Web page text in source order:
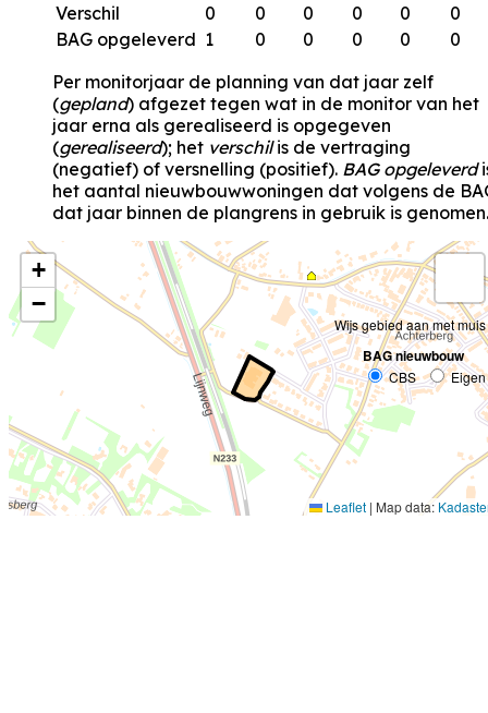
Verschil
0 0 0 0 0
0
BAG opgeleverd 1 0 0 0 0
0
Per monitorjaar de planning van dat jaar zelf
(gepland) afgezet tegen wat in de monitor van het
jaar erna als gerealiseerd is opgegeven
(gerealiseerd); het verschilis de vertraging
(negatief) of versnelling (positief). BAG opgeleverd
het aantal nieuwbouwwoningen dat volgens de
dat jaar binnen de plangrens in gebruik is genomen.
+
−
Wijs gebied aan met muis
BAG nieuwbouw
CBS Eigen
Leaflet | Map data: